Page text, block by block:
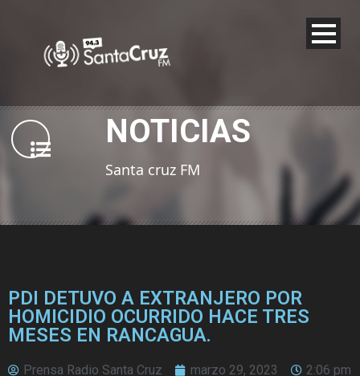
NOTICIAS
Santa cruz FM
PDI DETUVO A EXTRANJERO POR
HOMICIDIO OCURRIDO HACE TRES
MESES EN RANCAGUA.
Prensa Radio Santa Cruz marzo 29, 2023 2:06 pm